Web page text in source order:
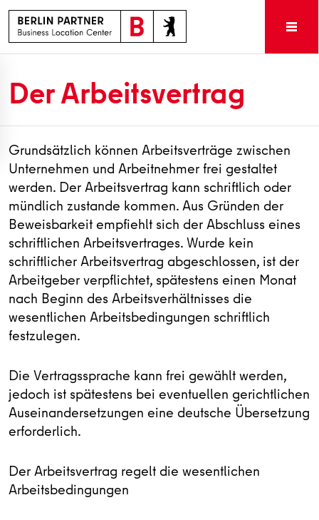
Der Arbeitsvertrag
Grundsätzlich können Arbeitsverträge zwischen
Unternehmen und Arbeitnehmer frei gestaltet
werden. Der Arbeitsvertrag kann schriftlich oder
mündlich zustande kommen. Aus Gründen der
Beweisbarkeit empfiehlt sich der Abschluss eines
schriftlichen Arbeitsvertrages. Wurde kein
schriftlicher Arbeitsvertrag abgeschlossen, ist der
Arbeitgeber verpflichtet, spätestens einen Monat
nach Beginn des Arbeitsverhältnisses die
wesentlichen Arbeitsbedingungen schriftlich
festzulegen.
Die Vertragssprache kann frei gewählt werden,
jedoch ist spätestens bei eventuellen gerichtlichen
Auseinandersetzungen eine deutsche Übersetzung
erforderlich.
Der Arbeitsvertrag regelt die wesentlichen
Arbeitsbedingungen